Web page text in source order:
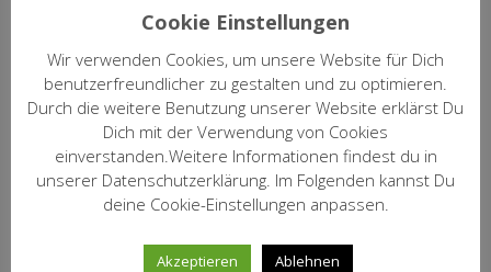
IN DEN WARENKORB
2023 Primitivo Appassimento
Tagaro
11,90€
inkl. 19 % MwSt.
zzgl.Versandkosten
IN DEN WARENKORB
Cookie Einstellungen
Wir verwenden Cookies, um unsere Website für Dich
benutzerfreundlicher zu gestalten und zu optimieren.
Durch die weitere Benutzung unserer Website erklärst Du
Dich mit der Verwendung von Cookies
einverstanden.Weitere Informationen findest du in
unserer Datenschutzerklärung. Im Folgenden kannst Du
deine Cookie-Einstellungen anpassen.
Akzeptieren Ablehnen